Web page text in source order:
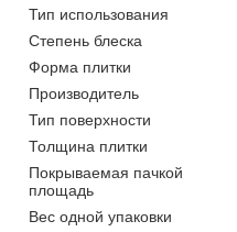
Тип использования
Степень блеска
Форма плитки
Производитель
Тип поверхности
Толщина плитки
Покрываемая пачкой
площадь
Вес одной упаковки